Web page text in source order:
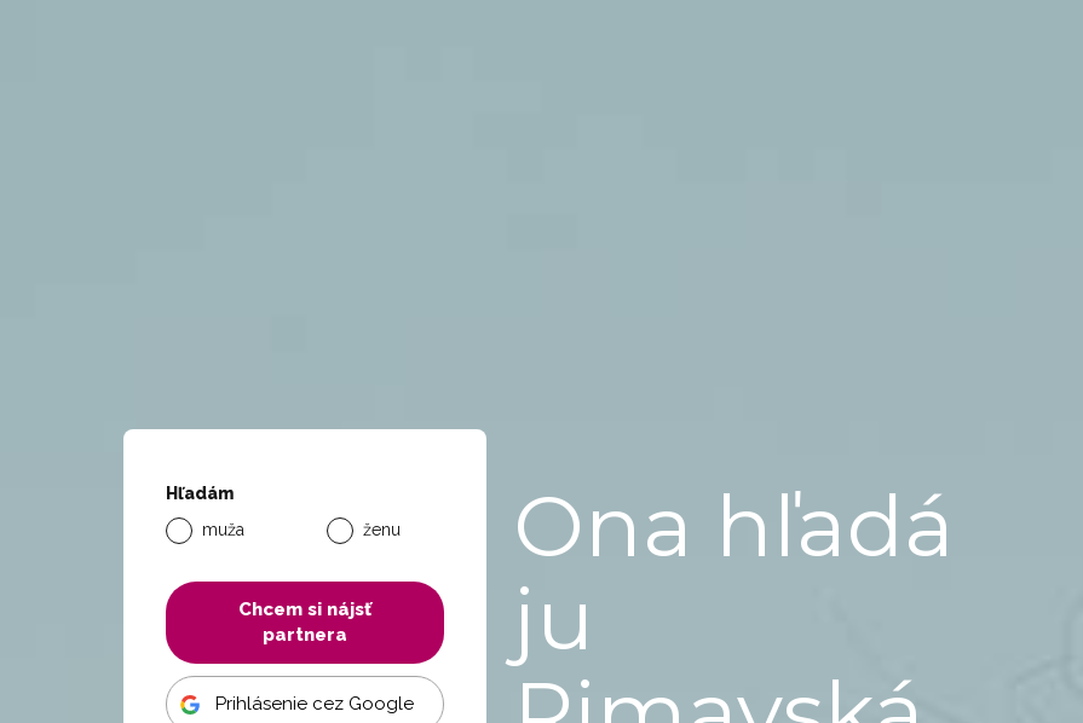
Hľadám
muža
ženu
Chcem si nájsť
partnera
Prihlásenie cez Google
Ona hľadá
ju